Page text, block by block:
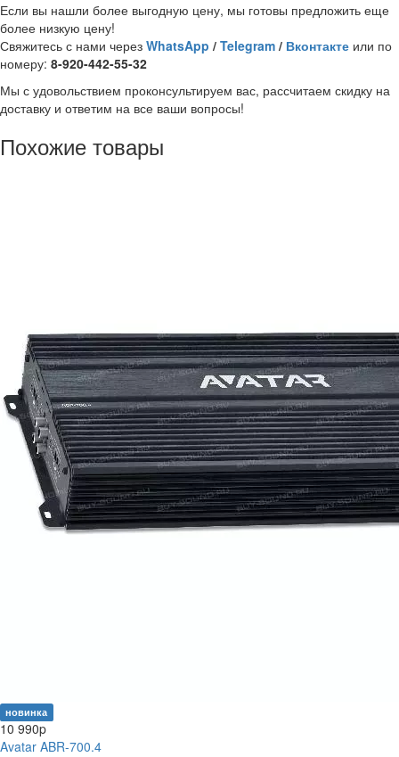
Если вы нашли более выгодную цену, мы готовы предложить еще
более низкую цену!
Свяжитесь с нами через WhatsApp / Telegram / Вконтакте или по
номеру: 8-920-442-55-32
Мы с удовольствием проконсультируем вас, рассчитаем скидку на
доставку и ответим на все ваши вопросы!
Похожие товары
новинка
10 990p
Avatar ABR-700.4